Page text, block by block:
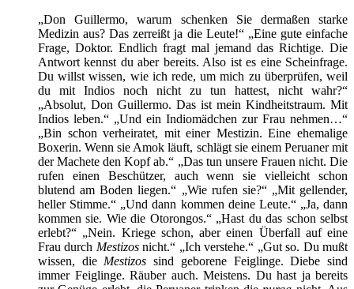
„Don Guillermo, warum schenken Sie dermaßen starke
Medizin aus? Das zerreißt ja die Leute!“ „Eine gute einfache
Frage, Doktor. Endlich fragt mal jemand das Richtige. Die
Antwort kennst du aber bereits. Also ist es eine Scheinfrage.
Du willst wissen, wie ich rede, um mich zu überprüfen, weil
du mit Indios noch nicht zu tun hattest, nicht wahr?“
„Absolut, Don Guillermo. Das ist mein Kindheitstraum. Mit
Indios leben.“ „Und ein Indiomädchen zur Frau nehmen…“
„Bin schon verheiratet, mit einer Mestizin. Eine ehemalige
Boxerin. Wenn sie Amok läuft, schlägt sie einem Peruaner mit
der Machete den Kopf ab.“ „Das tun unsere Frauen nicht. Die
rufen einen Beschützer, auch wenn sie vielleicht schon
blutend am Boden liegen.“ „Wie rufen sie?“ „Mit gellender,
heller Stimme.“ „Und dann kommen deine Leute.“ „Ja, dann
kommen sie. Wie die Otorongos.“ „Hast du das schon selbst
erlebt?“ „Nein. Kriege schon, aber einen Überfall auf eine
Frau durch Mestizosnicht.“ „Ich verstehe.“ „Gut so. Du mußt
wissen, die Mestizos sind geborene Feiglinge. Diebe sind
immer Feiglinge. Räuber auch. Meistens. Du hast ja bereits